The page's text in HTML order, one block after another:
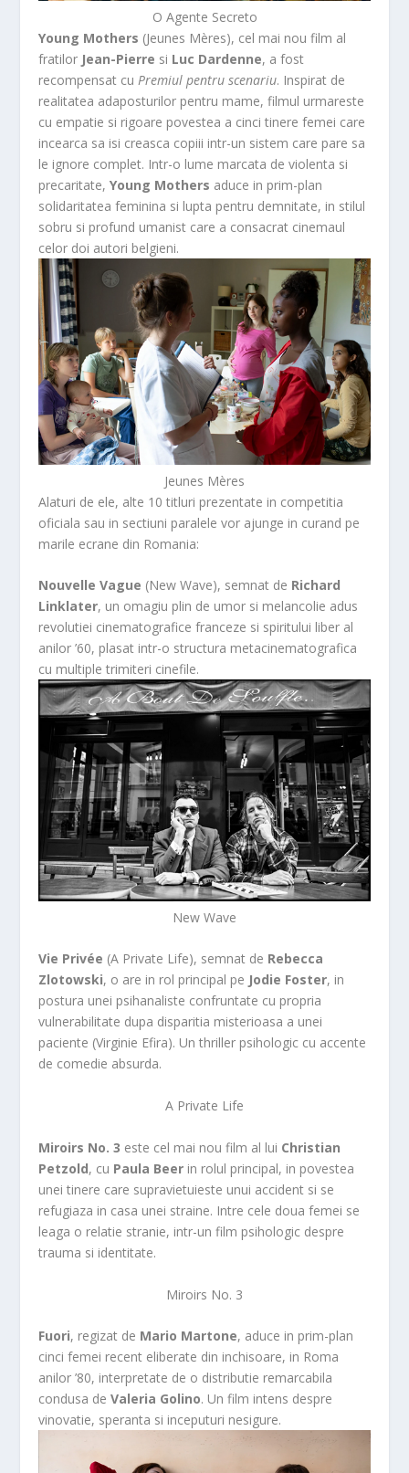
O Agente Secreto
Young Mothers (Jeunes Mères), cel mai nou film al
fratilor Jean-Pierre si Luc Dardenne, a fost
recompensat cu Premiul pentru scenariu. Inspirat de
realitatea adaposturilor pentru mame, filmul urmareste
cu empatie si rigoare povestea a cinci tinere femei care
incearca sa isi creasca copiii intr-un sistem care pare sa
le ignore complet. Intr-o lume marcata de violenta si
precaritate,Young Mothers aduce in prim-plan
solidaritatea feminina si lupta pentru demnitate, in stilul
sobru si profund umanist care a consacrat cinemaul
celor doi autori belgieni.
Jeunes Mères
Alaturi de ele, alte 10 titluri prezentate in competitia
oficiala sau in sectiuni paralele vor ajunge in curand pe
marile ecrane din Romania:
Nouvelle Vague (New Wave), semnat de Richard
Linklater, un omagiu plin de umor si melancolie adus
revolutiei cinematografice franceze si spiritului liber al
anilor ’60, plasat intr-o structura metacinematografica
cu multiple trimiteri cinefile.
New Wave
Vie Privée (A Private Life), semnat de Rebecca
Zlotowski, o are in rol principal pe Jodie Foster, in
postura unei psihanaliste confruntate cu propria
vulnerabilitate dupa disparitia misterioasa a unei
paciente (Virginie Efira). Un thriller psihologic cu accente
de comedie absurda.
A Private Life
Miroirs No. 3 este cel mai nou film al lui Christian
Petzold, cu Paula Beer in rolul principal, in povestea
unei tinere care supravietuieste unui accident si se
refugiaza in casa unei straine. Intre cele doua femei se
leaga o relatie stranie, intr-un film psihologic despre
trauma si identitate.
Miroirs No. 3
Fuori, regizat de Mario Martone, aduce in prim-plan
cinci femei recent eliberate din inchisoare, in Roma
anilor ’80, interpretate de o distributie remarcabila
condusa deValeria Golino. Un film intens despre
vinovatie, speranta si inceputuri nesigure.